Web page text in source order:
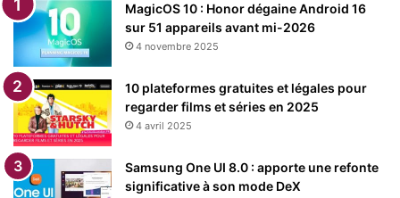
Pour ceux qui préfèrent une expérience sans IA,
permet de désactiver ces fonctionnalités. Un nouvel écran
d’accueil dans Paint guide également les utilisateurs à
travers les dernières fonctionnalités, accessible via l’icône
de mégaphone dans la barre d’outils.
Restez connecté via Google News
MagicOS 10 : Honor dégaine Android 16
sur 51 appareils avant mi-2026
4 novembre 2025
10 plateformes gratuites et légales pour
regarder films et séries en 2025
4 avril 2025
Samsung One UI 8.0 : apporte une refonte
significative à son mode DeX